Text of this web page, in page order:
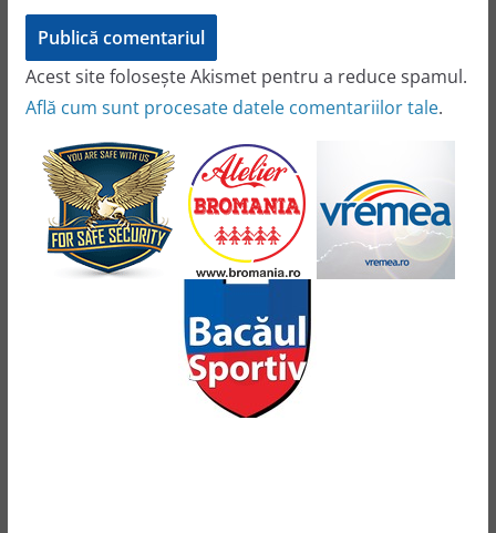
Acest site folosește Akismet pentru a reduce spamul.
Află cum sunt procesate datele comentariilor tale.